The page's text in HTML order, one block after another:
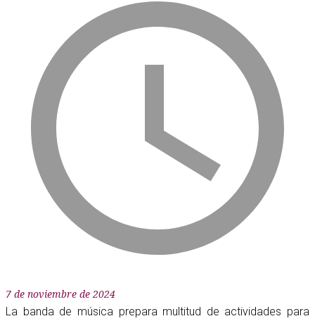
7 de noviembre de 2024
La banda de música prepara multitud de actividades para